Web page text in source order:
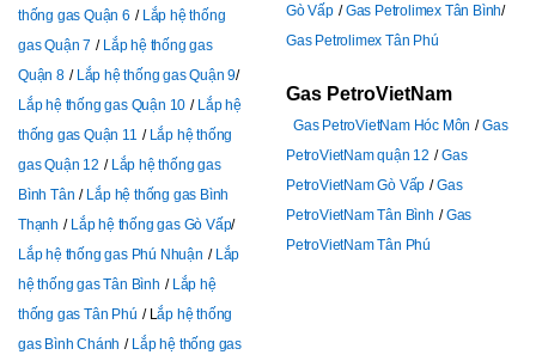
thống gas Quận 6
Lắp hệ thống
gas Quận 7
Lắp hệ thống gas
Quận 8
Lắp hệ thống gas Quận 9
Lắp hệ thống gas Quận 10
Lắp hệ
thống gas Quận 11
Lắp hệ thống
gas Quận 12
Lắp hệ thống gas
Bình Tân
Lắp hệ thống gas Bình
Thạnh
Lắp hệ thống gas Gò Vấp
Lắp hệ thống gas Phú Nhuận
Lắp
hệ thống gas Tân Bình
Lắp hệ
thống gas Tân Phú
Lắp hệ thống
gas Bình Chánh
Lắp hệ thống gas
Gò Vấp
Gas Petrolimex Tân Bình
Gas Petrolimex Tân Phú
Gas PetroVietNam
Gas PetroVietNam Hóc Môn
Gas
PetroVietNam quận 12
Gas
PetroVietNam Gò Vấp
Gas
PetroVietNam Tân Bình
Gas
PetroVietNam Tân Phú